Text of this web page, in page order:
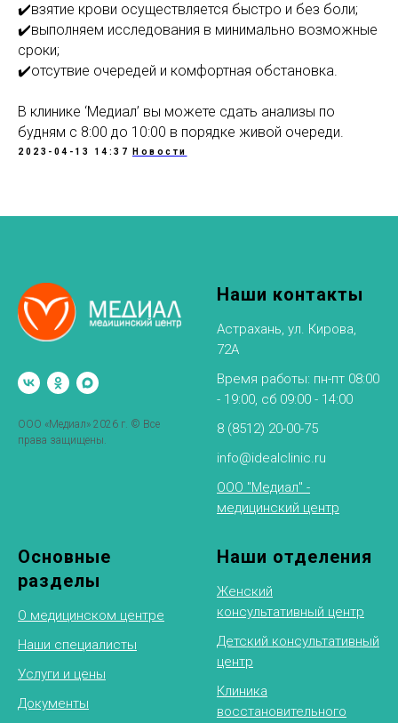
✔️взятие крови осуществляется быстро и без боли;
✔️выполняем исследования в минимально возможные
сроки;
✔️отсутвие очередей и комфортная обстановка.
В клинике ‘Медиал’ вы можете сдать анализы по
будням с 8:00 до 10:00 в порядке живой очереди.
2023-04-13 14:37 Новости
ООО «Медиал» 2026 г. © Все
права защищены.
Наши контакты
Астрахань, ул. Кирова,
72А
Время работы: пн-пт 08:00
- 19:00, сб 09:00 - 14:00
8 (8512) 20-00-75
info@idealclinic.ru
ООО "Медиал" -
медицинский центр
Основные
разделы
О медицинском центре
Наши специалисты
Услуги и цены
Документы
Наши отделения
Женский
консультативный центр
Детский консультативный
центр
Клиника
восстановительного